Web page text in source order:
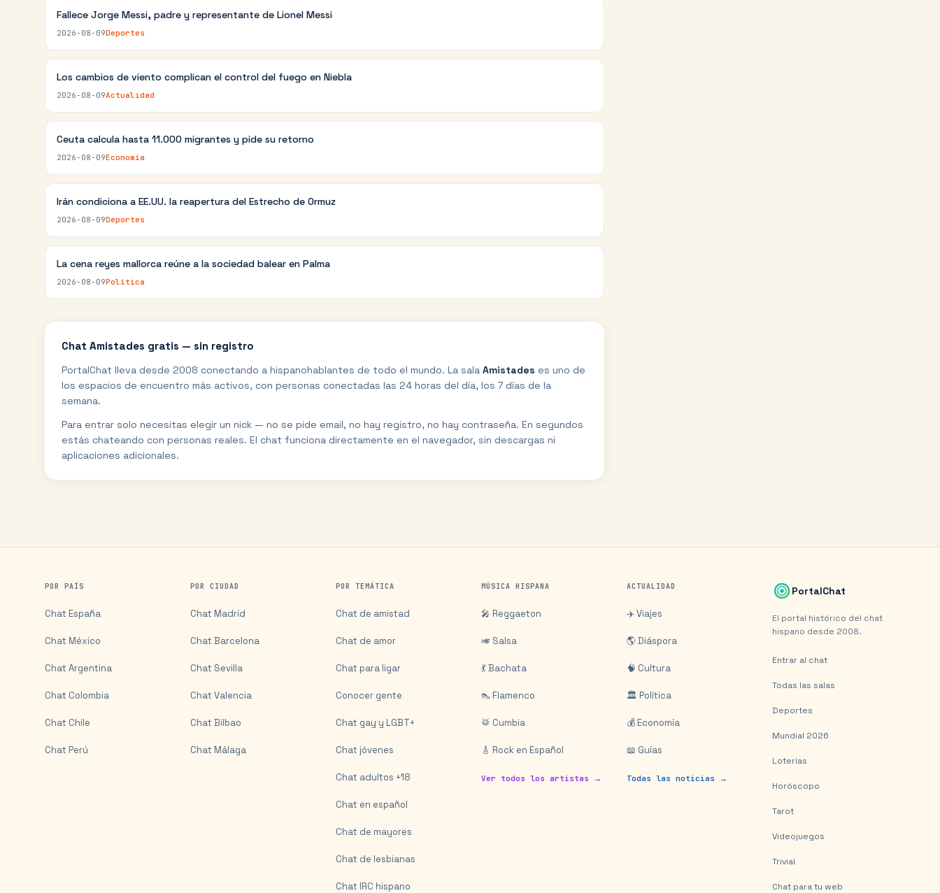
Fallece Jorge Messi, padre y representante de Lionel Messi
2026-08-09Deportes
Los cambios de viento complican el control del fuego en Niebla
2026-08-09Actualidad
Ceuta calcula hasta 11.000 migrantes y pide su retorno
2026-08-09Economía
Irán condiciona a EE.UU. la reapertura del Estrecho de Ormuz
2026-08-09Deportes
La cena reyes mallorca reúne a la sociedad balear en Palma
2026-08-09Política
Chat Amistades gratis — sin registro
PortalChat lleva desde 2008 conectando a hispanohablantes de todo el mundo. La sala Amistades es uno de
los espacios de encuentro más activos, con personas conectadas las 24 horas del día, los 7 días de la
semana.
Para entrar solo necesitas elegir un nick — no se pide email, no hay registro, no hay contraseña. En segundos
estás chateando con personas reales. El chat funciona directamente en el navegador, sin descargas ni
aplicaciones adicionales.
POR PAÍS
Chat España
Chat México
Chat Argentina
Chat Colombia
Chat Chile
Chat Perú
POR CIUDAD
Chat Madrid
Chat Barcelona
Chat Sevilla
Chat Valencia
Chat Bilbao
Chat Málaga
POR TEMÁTICA
Chat de amistad
Chat de amor
Chat para ligar
Conocer gente
Chat gay y LGBT+
Chat jóvenes
Chat adultos +18
Chat en español
Chat de mayores
Chat de lesbianas
Chat IRC hispano
MÚSICA HISPANA
🎤 Reggaeton
🎺 Salsa
💃 Bachata
👠 Flamenco
🥁 Cumbia
🎸 Rock en Español
Ver todos los artistas →
ACTUALIDAD
✈️ Viajes
🌎 Diáspora
🧠 Cultura
🏛️ Política
💰 Economía
📖 Guías
Todas las noticias →
PortalChat
El portal histórico del chat
hispano desde 2008.
Entrar al chat
Todas las salas
Deportes
Mundial 2026
Loterías
Horóscopo
Tarot
Videojuegos
Trivial
Chat para tu web